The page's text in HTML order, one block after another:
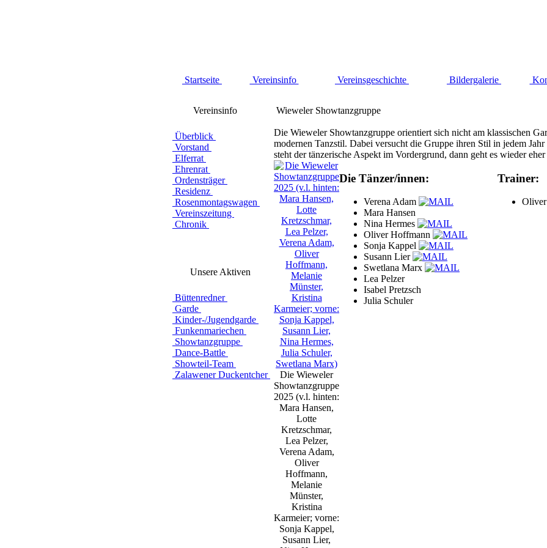
Startseite Vereinsinfo Vereinsgeschichte Bildergalerie
Vereinsinfo
Überblick
Vorstand
Elferrat
Ehrenrat
Ordensträger
Residenz
Rosenmontagswagen
Vereinszeitung
Chronik
Unsere Aktiven
Büttenredner
Garde
Kinder-/Jugendgarde
Funkenmariechen
Showtanzgruppe
Dance-Battle
Showteil-Team
Zalawener Duckentcher
Wieweler Showtanzgruppe
Die Wieweler Showtanzgruppe orientiert sich nicht am klassischen
modernen Tanzstil. Dabei versucht die Gruppe ihren Stil in jedem
steht der tänzerische Aspekt im Vordergrund, dann geht es wieder
Die Wieweler
Showtanzgruppe
2025 (v.l. hinten:
Mara Hansen,
Lotte
Kretzschmar,
Lea Pelzer,
Verena Adam,
Oliver
Hoffmann,
Melanie
Münster,
Kristina
Karmeier; vorne:
Sonja Kappel,
Susann Lier,
Die Tänzer/innen:
Verena Adam
Mara Hansen
Nina Hermes
Oliver Hoffmann
Sonja Kappel
Susann Lier
Swetlana Marx
Lea Pelzer
Isabel Pretzsch
Julia Schuler
Trainer: